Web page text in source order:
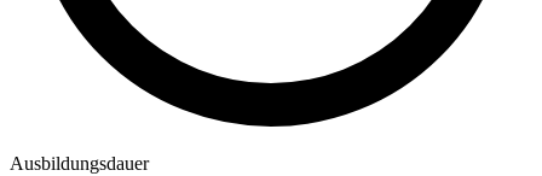
Ausbildungsdauer